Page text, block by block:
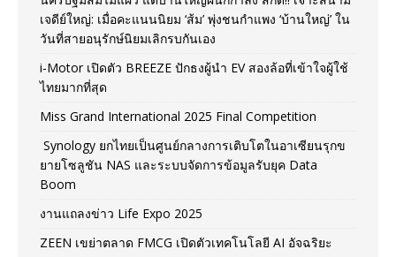
เจดีย์ใหญ่: เมื่อคะแนนนิยม ‘ส้ม’ พุ่งชนกำแพง ‘บ้านใหญ่’ ใน
วันที่สายอนุรักษ์นิยมเลิกรบกันเอง
i-Motor เปิดตัว BREEZE ปักธงผู้นำ EV สองล้อที่เข้าใจผู้ใช้
ไทยมากที่สุด
Miss Grand International 2025 Final Competition
Synology ยกไทยเป็นศูนย์กลางการเติบโตในอาเซียนรุกข
ยายโซลูชัน NAS และระบบจัดการข้อมูลรับยุค Data
Boom
งานแถลงข่าว Life Expo 2025
ZEEN เขย่าตลาด FMCG เปิดตัวเทคโนโลยี AI อัจฉริยะ